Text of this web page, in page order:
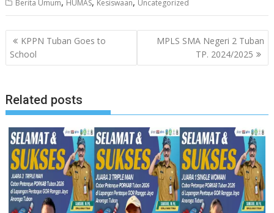
Berita Umum HUMAS Kesiswaan Uncategorized
Navigasi
pos
KPPN Tuban Goes to
School
MPLS SMA Negeri 2 Tuban
TP. 2024/2025
Related posts